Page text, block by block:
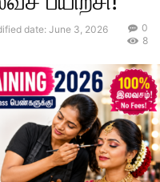
date: June 3, 2026
0
8